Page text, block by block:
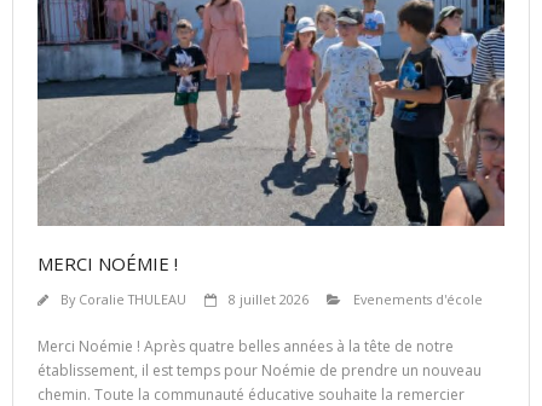
MERCI NOÉMIE !
By Coralie THULEAU 8 juillet 2026 Evenements d'école
Merci Noémie ! Après quatre belles années à la tête de notre
établissement, il est temps pour Noémie de prendre un nouveau
chemin. Toute la communauté éducative souhaite la remercier